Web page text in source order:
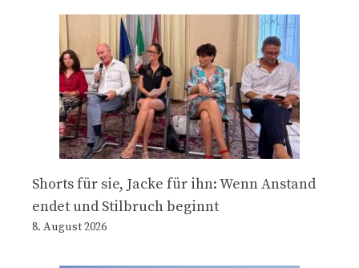
Shorts für sie, Jacke für ihn: Wenn Anstand
endet und Stilbruch beginnt
8. August 2026